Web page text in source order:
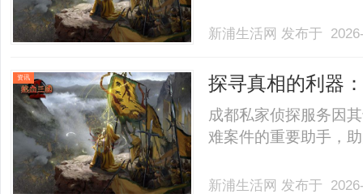
新浦生活网 发布于
资讯 探寻真相的利器
成都私家侦探服务因
难案件的重要助手，
新浦生活网 发布于